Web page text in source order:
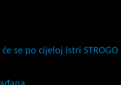
će se po cijeloj Istri STROGO